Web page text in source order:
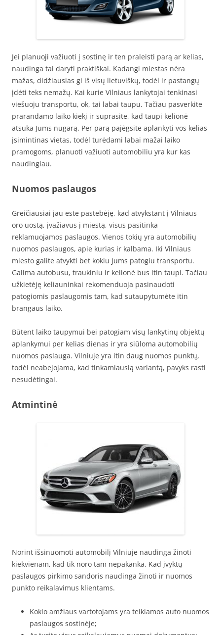
Jei planuoji važiuoti į sostinę ir ten praleisti parą ar kelias,
naudinga tai daryti praktiškai. Kadangi miestas nėra
mažas, didžiausias gi iš visų lietuviškų, todėl ir pastangų
įdėti teks nemažų. Kai kurie Vilniaus lankytojai tenkinasi
viešuoju transportu, ok, tai labai taupu. Tačiau pasverkite
prarandamo laiko kiekį ir suprasite, kad taupi kelionė
atsuka Jums nugarą. Per parą pajėgsite aplankyti vos kelias
įsimintinas vietas, todėl turėdami labai mažai laiko
pramogoms, planuoti važiuoti automobiliu yra kur kas
naudingiau.
Nuomos paslaugos
Greičiausiai jau este pastebėję, kad atvykstant į Vilniaus
oro uostą, įvažiavus į miestą, visus pasitinka
reklamuojamos paslaugos. Vienos tokių yra automobilių
nuomos paslaugos, apie kurias ir kalbama. Iki Vilniaus
miesto galite atvykti bet kokiu Jums patogiu transportu.
Galima autobusu, traukiniu ir kelionė bus itin taupi. Tačiau
užkietėję keliauninkai rekomenduoja pasinaudoti
patogiomis paslaugomis tam, kad sutaupytumėte itin
brangaus laiko.
Būtent laiko taupymui bei patogiam visų lankytinų objektų
aplankymui per kelias dienas ir yra siūloma automobilių
nuomos paslauga. Vilniuje yra itin daug nuomos punktų,
todėl neabejojama, kad tinkamiausią variantą, pavyks rasti
nesudėtingai.
Atmintinė
Norint išsinuomoti automobilį Vilniuje naudinga žinoti
kiekvienam, kad tik noro tam nepakanka. Kad įvyktų
paslaugos pirkimo sandoris naudinga žinoti ir nuomos
punkto reikalavimus klientams.
Kokio amžiaus vartotojams yra teikiamos auto nuomos
paslaugos sostinėje;